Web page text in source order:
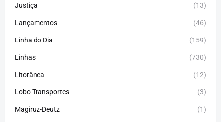
Justiça (13)
Lançamentos (46)
Linha do Dia (159)
Linhas (730)
Litorânea (12)
Lobo Transportes (3)
Magiruz-Deutz (1)